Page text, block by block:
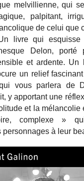
melvillienne, qui
palpitant,
de celui que
livre qui esquisse
Delon, porté
et ardente. Un
un relief
vous parlera de
y apportant une
et la mélancolie
complexe »
à leur